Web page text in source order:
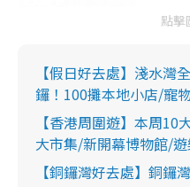
點擊
【假日好去處】淺水灣
鑼！100攤本地小店/寵
【香港周圍遊】本周10
大市集/新開幕博物館/
【銅鑼灣好去處】銅鑼